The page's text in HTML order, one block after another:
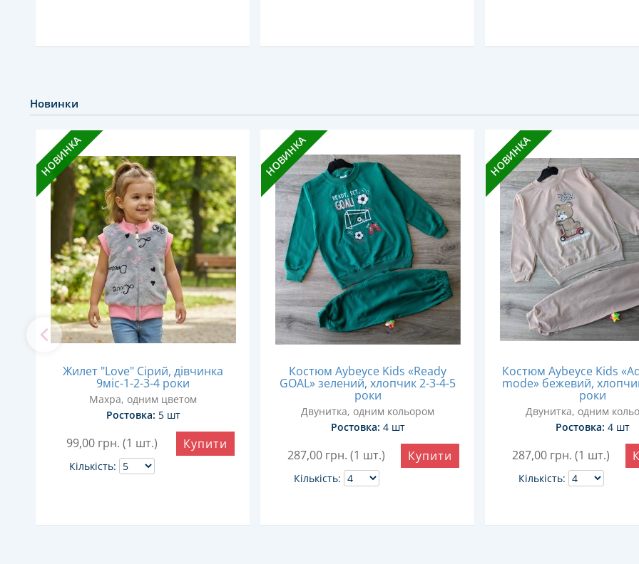
Новинки
НОВИНКА
Жилет "Love" Сірий, дівчинка
9міс-1-2-3-4 роки
Махра, одним цветом
Ростовка: 5 шт
99,00 грн. (1 шт.)
Кількість:
Купити
НОВИНКА
Костюм Aybeyce Kids «Ready
GOAL» зелений, хлопчик 2-3-4-5
роки
Двунитка, одним кольором
Ростовка: 4 шт
287,00 грн. (1 шт.)
Кількість:
Купити
НОВИНКА
Костюм Aybeyce Kids
mode» бежевий,
роки
Двунитка, одним
Ростовка: 4 шт
287,00 грн. (1 шт.)
Кількість: